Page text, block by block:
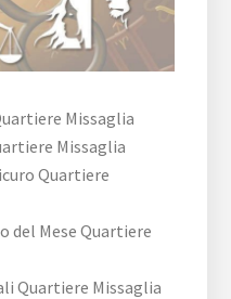
Missaglia
Missaglia
Quartiere
del Mese Quartiere
Quartiere Missaglia